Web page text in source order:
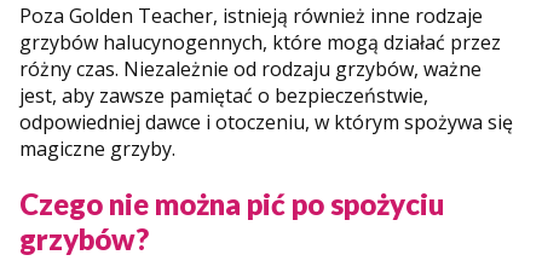
Poza Golden Teacher, istnieją również inne rodzaje
grzybów halucynogennych, które mogą działać przez
różny czas. Niezależnie od rodzaju grzybów, ważne
jest, aby zawsze pamiętać o bezpieczeństwie,
odpowiedniej dawce i otoczeniu, w którym spożywa się
magiczne grzyby.
Czego nie można pić po spożyciu
grzybów?